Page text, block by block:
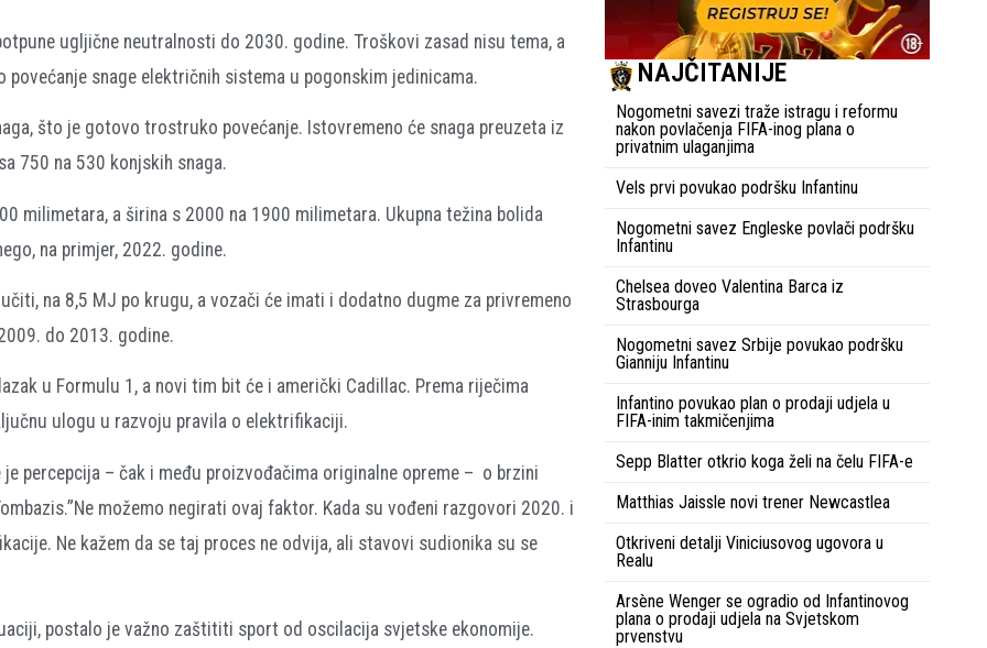
ugljične neutralnosti do 2030. godine. Troškovi zasad nisu tema, a
snage električnih sistema u pogonskim jedinicama.
što je gotovo trostruko povećanje. Istovremeno će snaga preuzeta iz
750 na 530 konjskih snaga.
milimetara, a širina s 2000 na 1900 milimetara. Ukupna težina bolida
na primjer, 2022. godine.
na 8,5 MJ po krugu, a vozači će imati i dodatno dugme za privremeno
do 2013. godine.
u Formulu 1, a novi tim bit će i američki Cadillac. Prema riječima
ulogu u razvoju pravila o elektrifikaciji.
percepcija – čak i među proizvođačima originalne opreme – o brzini
možemo negirati ovaj faktor. Kada su vođeni razgovori 2020. i
Ne kažem da se taj proces ne odvija, ali stavovi sudionika su se
postalo je važno zaštititi sport od oscilacija svjetske ekonomije.
NAJČITANIJE
Nogometni savezi traže istragu i reformu
nakon povlačenja FIFA-inog plana o
privatnim ulaganjima
Vels prvi povukao podršku Infantinu
Nogometni savez Engleske povlači podršku
Infantinu
Chelsea doveo Valentina Barca iz
Strasbourga
Nogometni savez Srbije povukao podršku
Gianniju Infantinu
Infantino povukao plan o prodaji udjela u
FIFA-inim takmičenjima
Sepp Blatter otkrio koga želi na čelu FIFA-e
Matthias Jaissle novi trener Newcastlea
Otkriveni detalji Viniciusovog ugovora u
Realu
Arsène Wenger se ogradio od Infantinovog
plana o prodaji udjela na Svjetskom
prvenstvu